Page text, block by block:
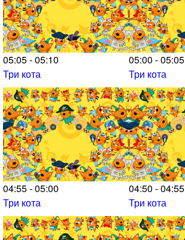
05:05 - 05:10
Три кота
05:00 - 05:05
Три кота
04:55 - 05:00
Три кота
04:50 - 04:55
Три кота